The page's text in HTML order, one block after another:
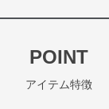
POINT
アイテム特徴